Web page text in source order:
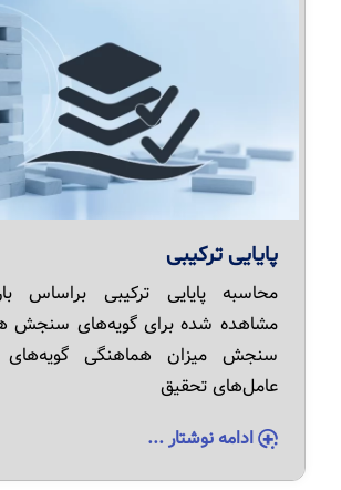
پایایی ترکیبی
محاسبه پایایی ترکیبی براساس
مشاهده شده برای گویه‌های سنجش
سنجش میزان هماهنگی
عامل‌های تحقیق
ادامه نوشتار ...